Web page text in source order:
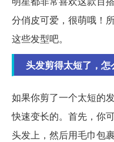
分俏皮可爱，很萌哦！
这些发型吧。
头发剪得太短了，怎
如果你剪了一个太短的
快速变长的。首先，你
头发上，然后用毛巾包